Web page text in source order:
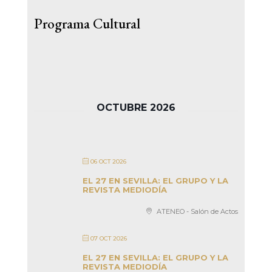
Programa Cultural
OCTUBRE 2026
06 OCT 2026
EL 27 EN SEVILLA: EL GRUPO Y LA
REVISTA MEDIODÍA
ATENEO - Salón de Actos
07 OCT 2026
EL 27 EN SEVILLA: EL GRUPO Y LA
REVISTA MEDIODÍA